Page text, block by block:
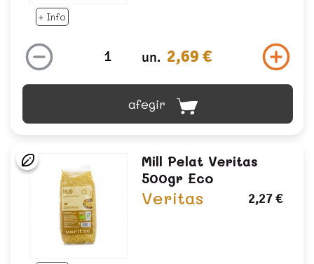
+ Info
un. 2,69 €
afegir
Mill Pelat Veritas
500gr Eco
Veritas 2,27 €